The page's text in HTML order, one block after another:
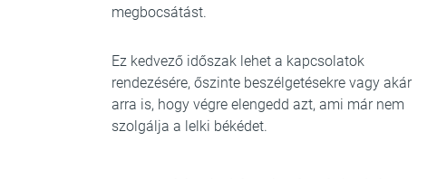
megbocsátást.
Ez kedvező időszak lehet a kapcsolatok
rendezésére, őszinte beszélgetésekre vagy akár
arra is, hogy végre elengedd azt, ami már nem
szolgálja a lelki békédet.